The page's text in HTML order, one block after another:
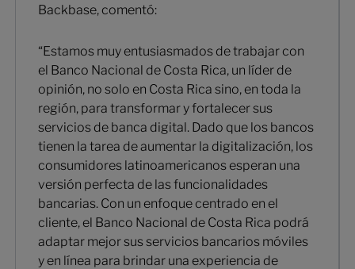
Backbase, comentó:
“Estamos muy entusiasmados de trabajar con
el Banco Nacional de Costa Rica, un líder de
opinión, no solo en Costa Rica sino, en toda la
región, para transformar y fortalecer sus
servicios de banca digital. Dado que los bancos
tienen la tarea de aumentar la digitalización, los
consumidores latinoamericanos esperan una
versión perfecta de las funcionalidades
bancarias. Con un enfoque centrado en el
cliente, el Banco Nacional de Costa Rica podrá
adaptar mejor sus servicios bancarios móviles
y en línea para brindar una experiencia de